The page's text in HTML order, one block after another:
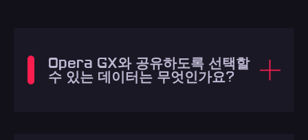
Opera GX와 공유하도록 선택할
수 있는 데이터는 무엇인가요?